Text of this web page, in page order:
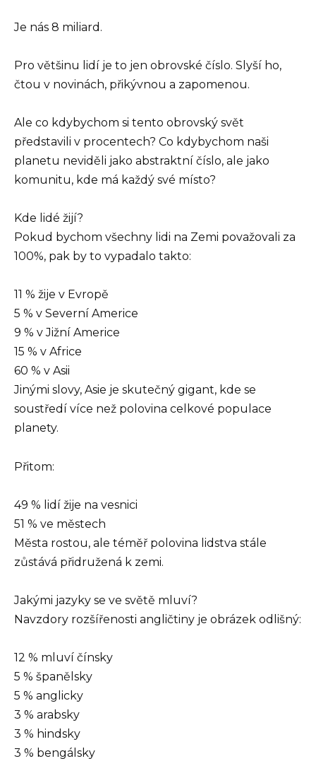
Je nás 8 miliard.
Pro většinu lidí je to jen obrovské číslo. Slyší ho,
čtou v novinách, přikývnou a zapomenou.
Ale co kdybychom si tento obrovský svět
představili v procentech? Co kdybychom naši
planetu neviděli jako abstraktní číslo, ale jako
komunitu, kde má každý své místo?
Kde lidé žijí?
Pokud bychom všechny lidi na Zemi považovali za
100%, pak by to vypadalo takto:
11 % žije v Evropě
5 % v Severní Americe
9 % v Jižní Americe
15 % v Africe
60 % v Asii
Jinými slovy, Asie je skutečný gigant, kde se
soustředí více než polovina celkové populace
planety.
Přitom:
49 % lidí žije na vesnici
51 % ve městech
Města rostou, ale téměř polovina lidstva stále
zůstává přidružená k zemi.
Jakými jazyky se ve světě mluví?
Navzdory rozšířenosti angličtiny je obrázek odlišný:
12 % mluví čínsky
5 % španělsky
5 % anglicky
3 % arabsky
3 % hindsky
3 % bengálsky